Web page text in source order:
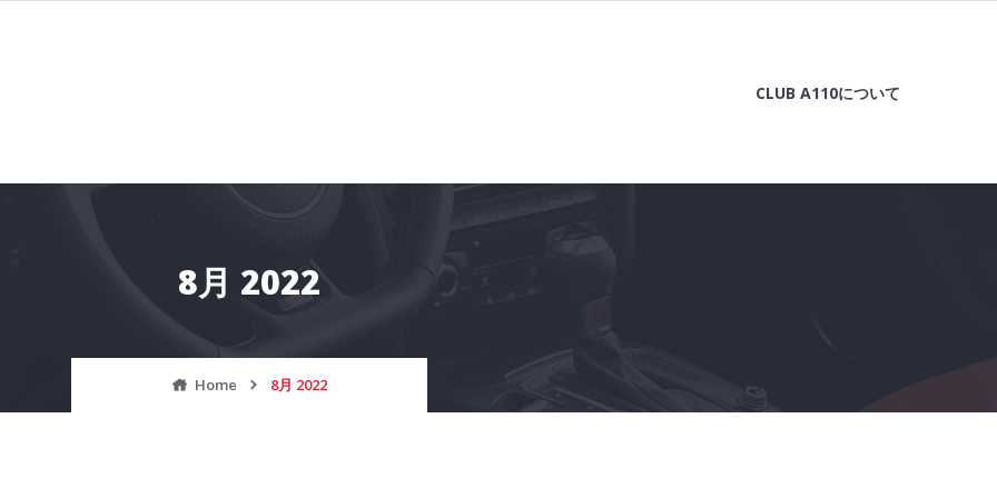
CLUB A110について
8月 2022
Home 8月 2022